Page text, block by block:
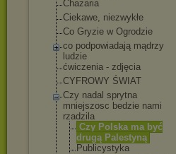
Chazaria
Ciekawe, niezwykłe
Co Gryzie w Ogrodzie
co podpowiadają mądrzy
ludzie
ćwiczenia - zdjęcia
CYFROWY ŚWIAT
Czy nadal sprytna
mniejszosc bedzie nami
rzadzila
Czy Polska ma być
drugą Palestyną
Publicystyka